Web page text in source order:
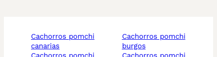
cachorros pomchi
canarias
cachorros pomchi
burgos